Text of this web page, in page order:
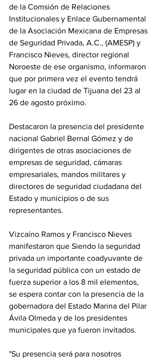
de la Comsión de Relaciones
Institucionales y Enlace Gubernamental
de la Asociación Mexicana de Empresas
de Seguridad Privada, A.C., (AMESP) y
Francisco Nieves, director regional
Noroeste de ese organismo, informaron
que por primera vez el evento tendrá
lugar en la ciudad de Tijuana del 23 al
26 de agosto próximo.
Destacaron la presencia del presidente
nacional Gabriel Bernal Gómez y de
dirigentes de otras asociaciones de
empresas de seguridad, cámaras
empresariales, mandos militares y
directores de seguridad ciudadana del
Estado y municipios o de sus
representantes.
Vizcaíno Ramos y Francisco Nieves
manifestaron que Siendo la seguridad
privada un importante coadyuvante de
la seguridad pública con un estado de
fuerza superior a los 8 mil elementos,
se espera contar con la presencia de la
gobernadora del Estado Marina del Pilar
Ávila Olmeda y de los presidentes
municipales que ya fueron invitados.
"Su presencia será para nosotros